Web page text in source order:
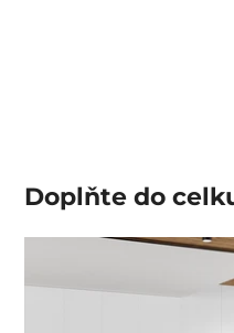
Doplňte do